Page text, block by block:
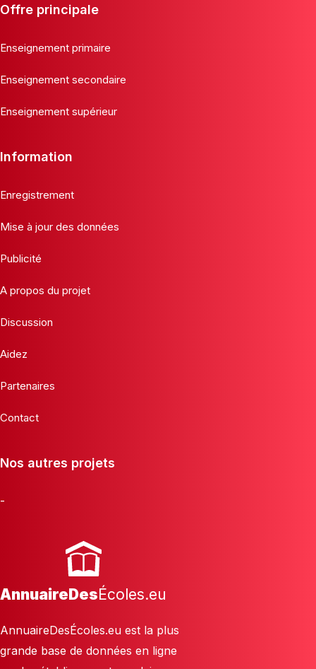
Offre principale
Enseignement primaire
Enseignement secondaire
Enseignement supérieur
Information
Enregistrement
Mise à jour des données
Publicité
A propos du projet
Discussion
Aidez
Partenaires
Contact
Nos autres projets
-
AnnuaireDesÉcoles.eu
AnnuaireDesÉcoles.eu est la plus
grande base de données en ligne